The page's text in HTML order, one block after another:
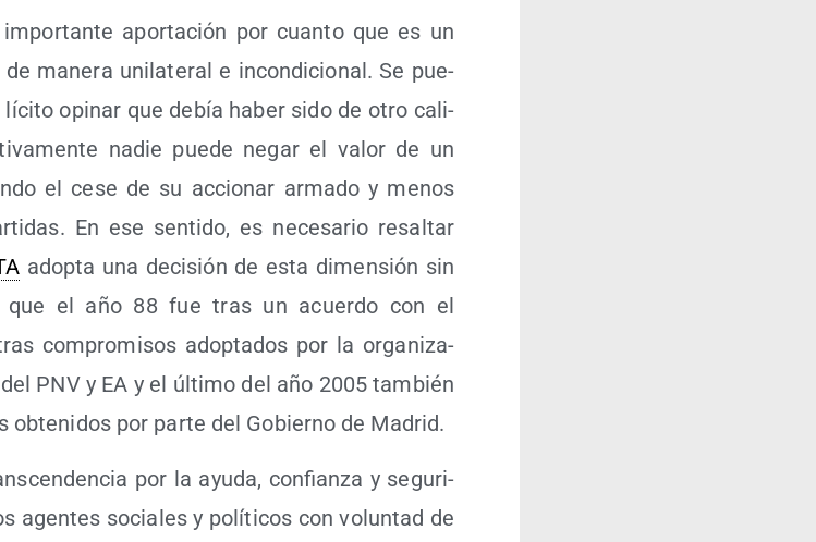
apor­ta­ción por cuan­to que es un
mane­ra uni­la­te­ral e incon­di­cio­nal. Se pue­
opi­nar que debía haber sido de otro cali­
nadie pue­de negar el valor de un
el cese de su accio­nar arma­do y menos
En ese sen­ti­do, es nece­sa­rio resal­tar
adop­ta una deci­sión de esta dimen­sión sin
que el año 88 fue tras un acuer­do con el
com­pro­mi­sos adop­ta­dos por la orga­ni­za­
PNV y EA y el últi­mo del año 2005 tam­bién
obte­ni­dos por par­te del Gobierno de Madrid.
por la ayu­da, con­fian­za y segu­ri­
agen­tes socia­les y polí­ti­cos con volun­tad de